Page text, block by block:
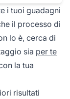
i tuoi guadagni
il processo di
lo è, cerca di
sia per te
la tua
risultati